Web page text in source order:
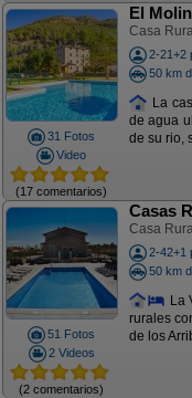
31 Fotos
Video
(17 comentarios)
El
Casa
2-21+2
50 km
La
de agua
de su rio,
51 Fotos
2 Videos
(2 comentarios)
Casas
Casa
2-42+1
50 km
La
rurales
de los